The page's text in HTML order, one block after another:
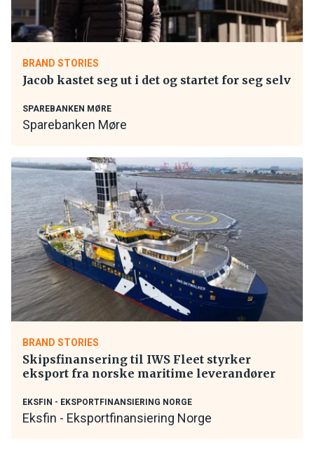
BRAND STORIES
Jacob kastet seg ut i det og startet for seg selv
SPAREBANKEN MØRE
Sparebanken Møre
BRAND STORIES
Skipsfinansering til IWS Fleet styrker
eksport fra norske maritime leverandører
EKSFIN - EKSPORTFINANSIERING NORGE
Eksfin - Eksportfinansiering Norge